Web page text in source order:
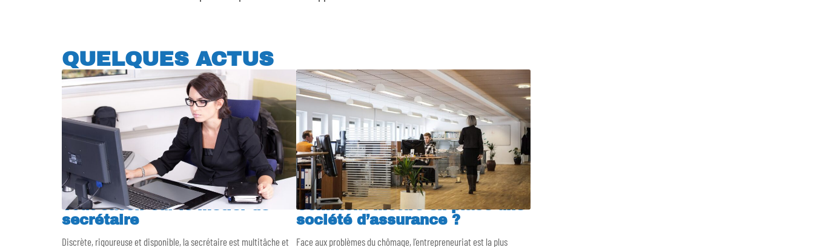
QUELQUES ACTUS
Tout savoir sur le métier de
secrétaire
Discrète, rigoureuse et disponible, la secrétaire est multitâche et
Comment mettre en place une
société d’assurance ?
Face aux problèmes du chômage, l’entrepreneuriat est la plus